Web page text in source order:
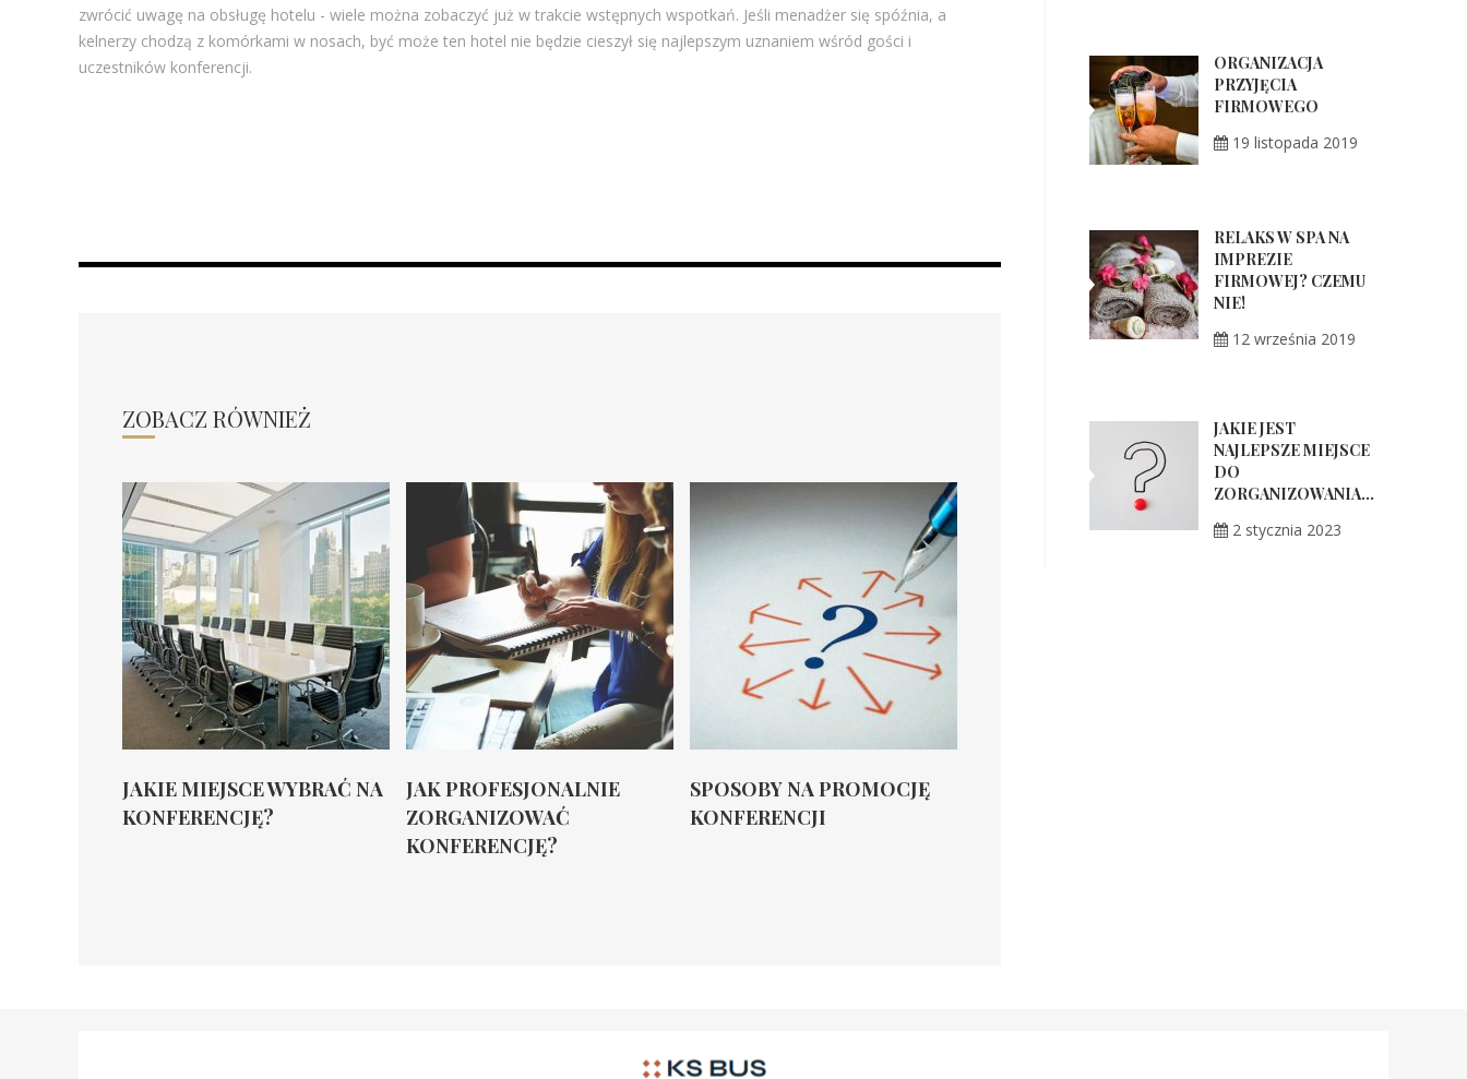
zwrócić uwagę na obsługę hotelu - wiele można zobaczyć już w trakcie wstępnych wspotkań. Jeśli menadżer się spóźnia, a
kelnerzy chodzą z komórkami w nosach, być może ten hotel nie będzie cieszył się najlepszym uznaniem wśród gości i
uczestników konferencji.
ZOBACZ RÓWNIEŻ
JAKIE MIEJSCE WYBRAĆ NA
KONFERENCJĘ?
JAK PROFESJONALNIE
ZORGANIZOWAĆ
KONFERENCJĘ?
SPOSOBY NA PROMOCJĘ
KONFERENCJI
ORGANIZACJA
PRZYJĘCIA
FIRMOWEGO
19 listopada 2019
RELAKS W SPA NA
IMPREZIE
FIRMOWEJ? CZEMU
NIE!
12 września 2019
JAKIE JEST
NAJLEPSZE MIEJSCE
DO
ZORGANIZOWANIA...
2 stycznia 2023